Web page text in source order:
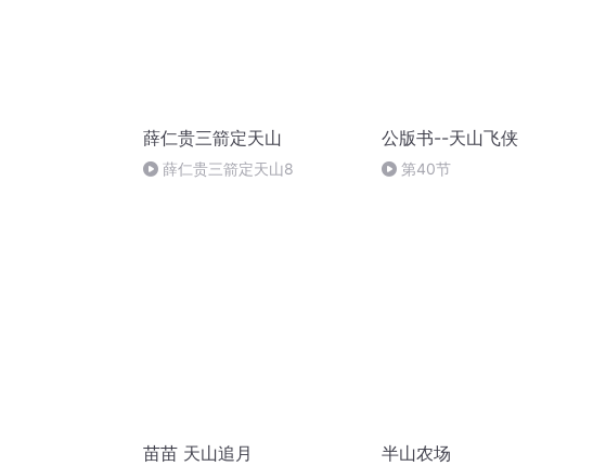
薛仁贵三箭定天山
薛仁贵三箭定天山8
公版书--天山飞侠
第40节
苗苗 天山追月 半山农场